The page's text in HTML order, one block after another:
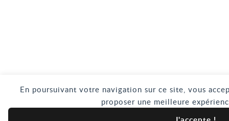
En poursuivant votre navigation sur ce site, vous
proposer une meilleure